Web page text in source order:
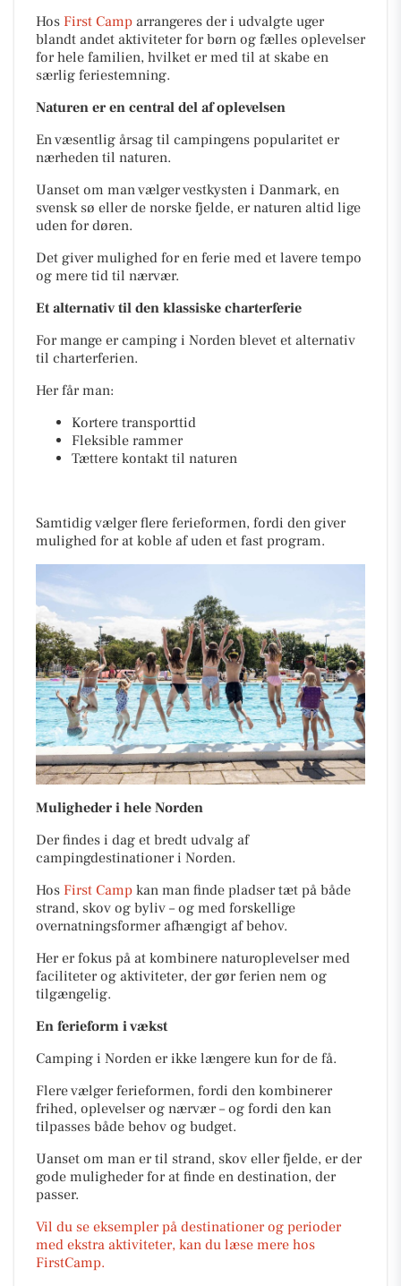
Hos First Camp arrangeres der i udvalgte uger
blandt andet aktiviteter for børn og fælles oplevelser
for hele familien, hvilket er med til at skabe en
særlig feriestemning.
Naturen er en central del af oplevelsen
En væsentlig årsag til campingens popularitet er
nærheden til naturen.
Uanset om man vælger vestkysten i Danmark, en
svensk sø eller de norske fjelde, er naturen altid lige
uden for døren.
Det giver mulighed for en ferie med et lavere tempo
og mere tid til nærvær.
Et alternativ til den klassiske charterferie
For mange er camping i Norden blevet et alternativ
til charterferien.
Her får man:
Kortere transporttid
Fleksible rammer
Tættere kontakt til naturen
Samtidig vælger flere ferieformen, fordi den giver
mulighed for at koble af uden et fast program.
Muligheder i hele Norden
Der findes i dag et bredt udvalg af
campingdestinationer i Norden.
Hos First Camp kan man finde pladser tæt på både
strand, skov og byliv – og med forskellige
overnatningsformer afhængigt af behov.
Her er fokus på at kombinere naturoplevelser med
faciliteter og aktiviteter, der gør ferien nem og
tilgængelig.
En ferieform i vækst
Camping i Norden er ikke længere kun for de få.
Flere vælger ferieformen, fordi den kombinerer
frihed, oplevelser og nærvær – og fordi den kan
tilpasses både behov og budget.
Uanset om man er til strand, skov eller fjelde, er der
gode muligheder for at finde en destination, der
passer.
Vil du se eksempler på destinationer og perioder
med ekstra aktiviteter, kan du læse mere hos
FirstCamp.